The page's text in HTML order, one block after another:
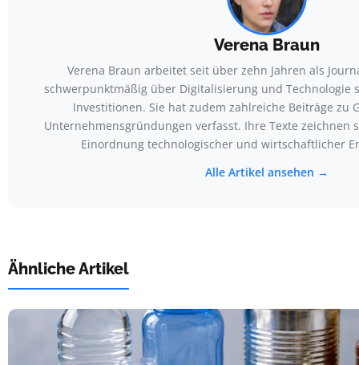
Verena Braun
Verena Braun arbeitet seit über zehn Jahren als
schwerpunktmäßig über Digitalisierung und Technologie
Investitionen. Sie hat zudem zahlreiche Beiträge zu
Unternehmensgründungen verfasst. Ihre Texte zeichnen
Einordnung technologischer und wirtschaftlicher
Alle Artikel ansehen →
Ähnliche Artikel